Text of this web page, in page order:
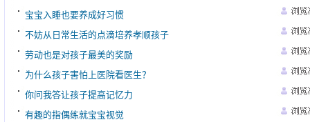
宝宝入睡也要养成好习惯
不妨从日常生活的点滴培养孝顺孩子
劳动也是对孩子最美的奖励
为什么孩子害怕上医院看医生？
你问我答让孩子提高记忆力
有趣的指偶练就宝宝视觉